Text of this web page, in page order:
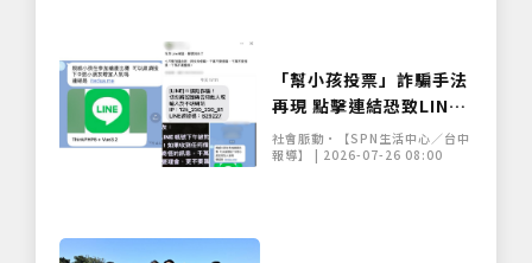
「幫小孩投票」詐騙手法
再現 點擊連結恐致LINE
帳號遭盜
社會脈動•【SPN生活中心／台中
報導】 | 2026-07-26 08:00